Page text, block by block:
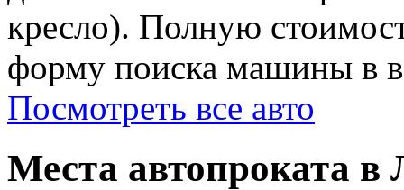
кресло). Полную
форму поиска машины в
Посмотреть все авто
Места автопроката в